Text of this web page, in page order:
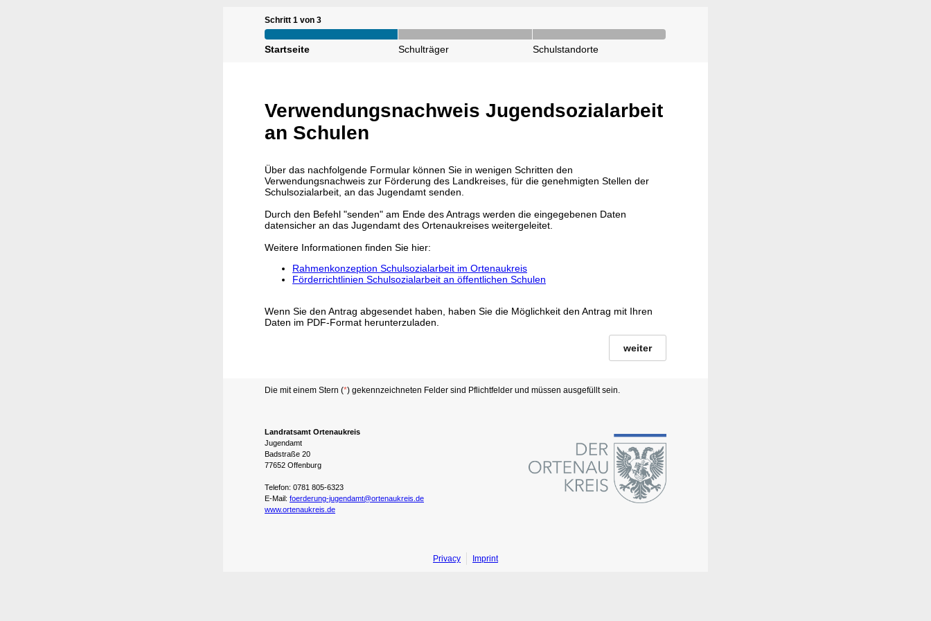
Schritt 1 von 3
Startseite Schulträger Schulstandorte
Verwendungsnachweis Jugendsozialarbeit
an Schulen
Über das nachfolgende Formular können Sie in wenigen Schritten den
Verwendungsnachweis zur Förderung des Landkreises, für die genehmigten Stellen der
Schulsozialarbeit, an das Jugendamt senden.
Durch den Befehl "senden" am Ende des Antrags werden die eingegebenen Daten
datensicher an das Jugendamt des Ortenaukreises weitergeleitet.
Weitere Informationen finden Sie hier:
Rahmenkonzeption Schulsozialarbeit im Ortenaukreis
Förderrichtlinien Schulsozialarbeit an öffentlichen Schulen
Wenn Sie den Antrag abgesendet haben, haben Sie die Möglichkeit den Antrag mit Ihren
Daten im PDF-Format herunterzuladen.
weiter
Die mit einem Stern (*) gekennzeichneten Felder sind Pflichtfelder und müssen ausgefüllt sein.
Landratsamt Ortenaukreis
Jugendamt
Badstraße 20
77652 Offenburg
Telefon: 0781 805-6323
E-Mail: foerderung-jugendamt@ortenaukreis.de
www.ortenaukreis.de
Privacy Imprint